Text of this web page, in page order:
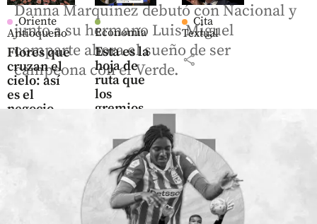
Oriente
Antioqueño
Flores que
cruzan el
cielo: así
es el
negocio
Economía
Esta es la
hoja de
ruta que
los
gremios
Gobierno
De la
Espriella
para
reactivar
Cita
Textual
share
Danna Marquínez debutó con Nacional y
junto a su hermano Luis Miguel
comparte ahora el sueño de ser
campeona con el Verde.